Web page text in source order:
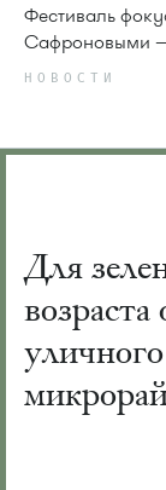
Фестиваль
Сафроновыми —
НОВОСТИ
Для